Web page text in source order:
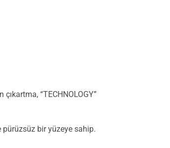
“TECHNOLOGY”
bir yüzeye sahip.